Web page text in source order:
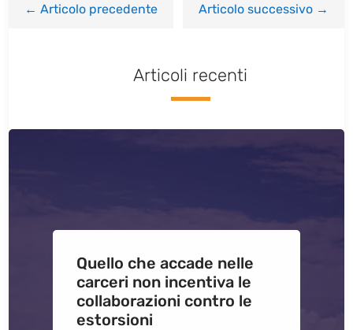
←Articolo precedente Articolo successivo→
Articoli recenti
Quello che accade nelle
carceri non incentiva le
collaborazioni contro le
estorsioni